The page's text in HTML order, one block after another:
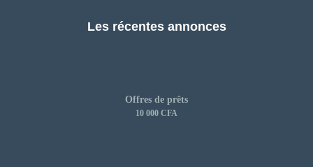
Les récentes annonces
Offres de prêts
10 000 CFA